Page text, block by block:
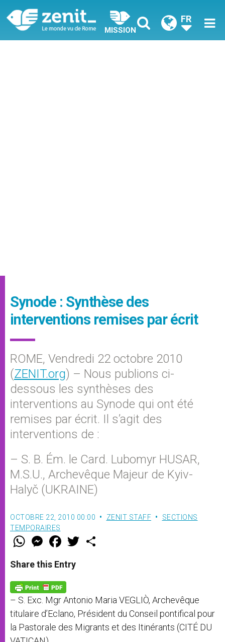
MISSION
FR
Synode : Synthèse des
interventions remises par écrit
ROME, Vendredi 22 octobre 2010
(ZENIT.org) – Nous publions ci-
dessous les synthèses des
interventions au Synode qui ont été
remises par écrit. Il s’agit des
interventions de :
– S. B. Ém. le Card. Lubomyr HUSAR,
M.S.U., Archevêque Majeur de Kyiv-
Halyč (UKRAINE)
OCTOBRE 22, 2010 00:00 ZENIT STAFF
SECTIONS
TEMPORAIRES
W
t
s
p
p
M
e
s
e
g
e
r
F
a
e
b
o
k
w
Share this Entry
– S. Exc. Mgr Antonio Maria VEGLIÒ, Archevêque
titulaire d’Eclano, Président du Conseil pontifical pour
la Pastorale des Migrants et des Itinérants (CITÉ DU